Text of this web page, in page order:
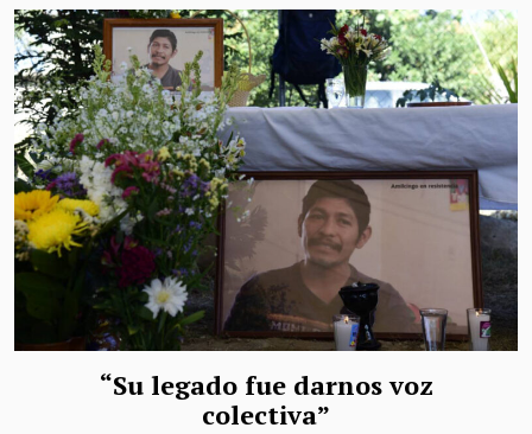
“Su legado fue darnos voz
colectiva”